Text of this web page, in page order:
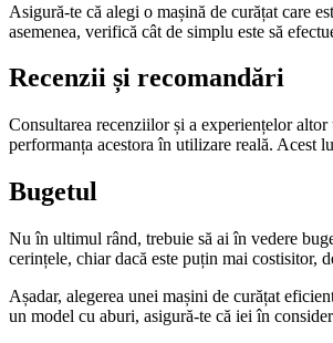
Asigură-te că alegi o mașină de curățat care
asemenea, verifică cât de simplu este să
Recenzii și recomandări
Consultarea recenziilor și a experiențelor
performanța acestora în utilizare reală. Acest
Bugetul
Nu în ultimul rând, trebuie să ai în vedere
cerințele, chiar dacă este puțin mai costisitor,
Așadar, alegerea unei mașini de curățat
un model cu aburi, asigură-te că iei în